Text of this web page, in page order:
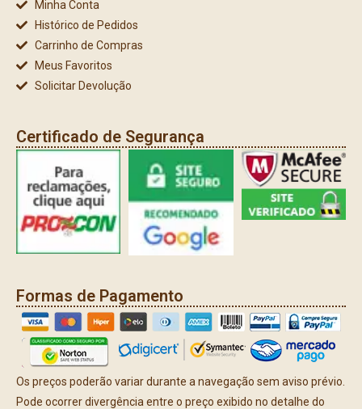
Minha Conta
Histórico de Pedidos
Carrinho de Compras
Meus Favoritos
Solicitar Devolução
Certificado de Segurança
Formas de Pagamento
Os preços poderão variar durante a navegação sem aviso prévio.
Pode ocorrer divergência entre o preço exibido no detalhe do